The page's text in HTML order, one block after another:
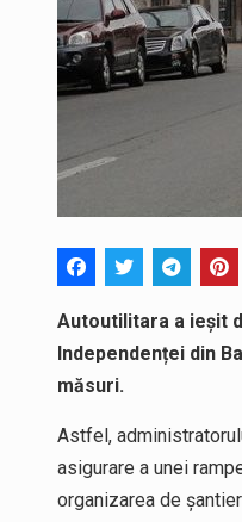
Autoutilitara a ieșit
Independenței din
măsuri.
Astfel,
asigurare a unei
organizarea de